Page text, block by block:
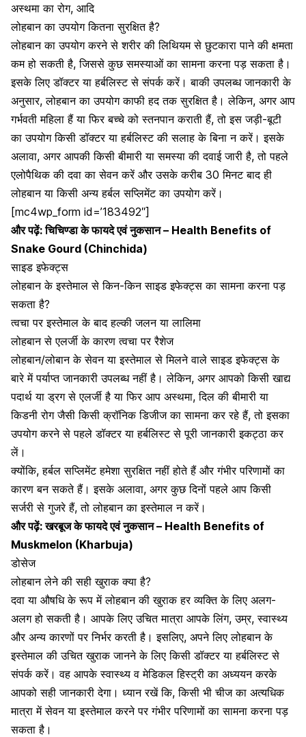
अस्थमा का रोग, आदि
लोहबान का उपयोग कितना सुरक्षित है?
लोहबान का उपयोग करने से शरीर की लिथियम से छुटकारा पाने की क्षमता
कम हो सकती है, जिससे कुछ समस्याओं का सामना करना पड़ सकता है।
इसके लिए डॉक्टर या हर्बलिस्ट से संपर्क करें। बाकी उपलब्ध जानकारी के
अनुसार, लोहबान का उपयोग काफी हद तक सुरक्षित है। लेकिन, अगर आप
गर्भवती महिला हैं या फिर बच्चे को स्तनपान कराती हैं, तो इस जड़ी-बूटी
का उपयोग किसी डॉक्टर या हर्बलिस्ट की सलाह के बिना न करें। इसके
अलावा, अगर आपकी किसी बीमारी या समस्या की दवाई जारी है, तो पहले
एलोपैथिक की दवा का सेवन करें और उसके करीब 30 मिनट बाद ही
लोहबान या किसी अन्यहर्बल सप्लिमेंटका उपयोग करें।
[mc4wp_form id=’183492″]
और पढ़ें:चिचिण्डा के फायदे एवं नुकसान – Health Benefits of
Snake Gourd (Chinchida)
साइड इफेक्ट्स
लोहबान के इस्तेमाल से किन-किन साइड इफेक्ट्स का सामना करना पड़
सकता है?
त्वचा पर इस्तेमाल के बाद हल्की जलन या लालिमा
लोहबान से एलर्जी के कारण त्वचा पर रैशेज
लोहबान/लोबान के सेवन या इस्तेमाल से मिलने वाले साइड इफेक्ट्स के
बारे में पर्याप्त जानकारी उपलब्ध नहीं है। लेकिन, अगर आपको किसी खाद्य
पदार्थ या ड्रग से एलर्जी है या फिर आप अस्थमा, दिल की बीमारी या
किडनी रोगजैसी किसी क्रॉनिक डिजीज का सामना कर रहे हैं, तो इसका
उपयोग करने से पहले डॉक्टर या हर्बलिस्ट से पूरी जानकारी इकट्ठा कर
लें।
क्योंकि, हर्बल सप्लिमेंट हमेशा सुरक्षित नहीं होते हैं और गंभीर परिणामों का
कारण बन सकते हैं। इसके अलावा, अगर कुछ दिनों पहले आप किसी
सर्जरी से गुजरे हैं, तो लोहबान का इस्तेमाल न करें।
और पढ़ें:खरबूज के फायदे एवं नुकसान – Health Benefits of
Muskmelon (Kharbuja)
डोसेज
लोहबान लेने की सही खुराक क्या है?
दवा या औषधि के रूप में लोहबान की खुराक हर व्यक्ति के लिए अलग-
अलग हो सकती है। आपके लिए उचित मात्रा आपके लिंग, उम्र, स्वास्थ्य
और अन्य कारणों पर निर्भर करती है। इसलिए, अपने लिए लोहबान के
इस्तेमाल की उचित खुराक जानने के लिए किसी डॉक्टर या हर्बलिस्ट से
संपर्क करें। वह आपके स्वास्थ्य व मेडिकल हिस्ट्री का अध्ययन करके
आपको सही जानकारी देगा। ध्यान रखें कि, किसी भी चीज का अत्यधिक
मात्रा में सेवन या इस्तेमाल करने पर गंभीर परिणामों का सामना करना पड़
सकता है।